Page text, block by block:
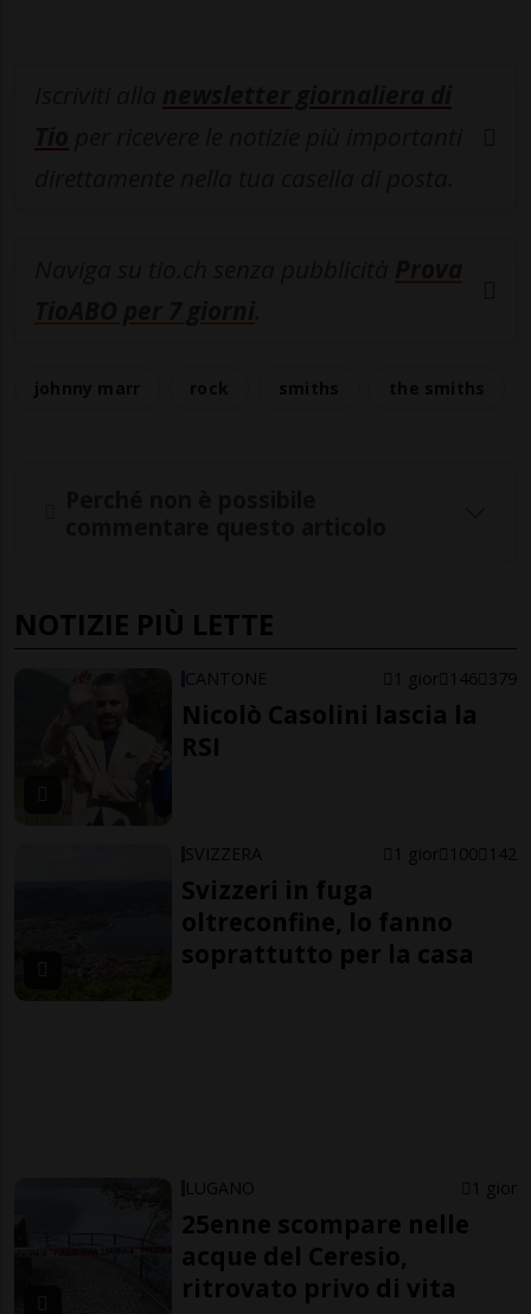
NOTIZIE PIÙ LETTE
CANTONE 1 gior 146 379
Nicolò Casolini lascia la
RSI
SVIZZERA 1 gior 100 142
Svizzeri in fuga
oltreconfine, lo fanno
soprattutto per la casa
LUGANO 1 gior
25enne scompare nelle
acque del Ceresio,
ritrovato privo di vita